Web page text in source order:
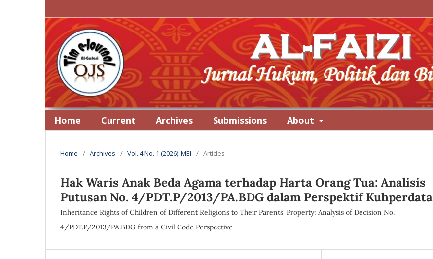
Home Current Archives Submissions About
Home / Archives / Vol. 4 No. 1 (2026): MEI / Articles
Hak Waris Anak Beda Agama terhadap Harta Orang Tua: Analisis
Putusan No. 4/PDT.P/2013/PA.BDG dalam Perspektif Kuhperdata
Inheritance Rights of Children of Different Religions to Their Parents' Property: Analysis of Decision No.
4/PDT.P/2013/PA.BDG from a Civil Code Perspective